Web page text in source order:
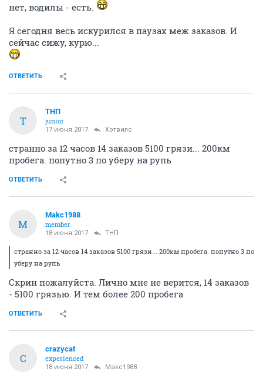
нет, водилы - есть.
Я сегодня весь искурился в паузах меж заказов. И
сейчас сижу, курю...
ОТВЕТИТЬ
Т
ТНП
junior
17 июня 2017 Хотвилс
странно за 12 часов 14 заказов 5100 грязи... 200км
пробега. попутно 3 по уберу на рупь
ОТВЕТИТЬ
M
Makc1988
member
18 июня 2017 ТНП
странно за 12 часов 14 заказов 5100 грязи... 200км пробега. попутно 3 по
уберу на рупь
Скрин пожалуйста. Лично мне не верится, 14 заказов
- 5100 грязью. И тем более 200 пробега
ОТВЕТИТЬ
C
crazycat
experienced
18 июня 2017 Makc1988